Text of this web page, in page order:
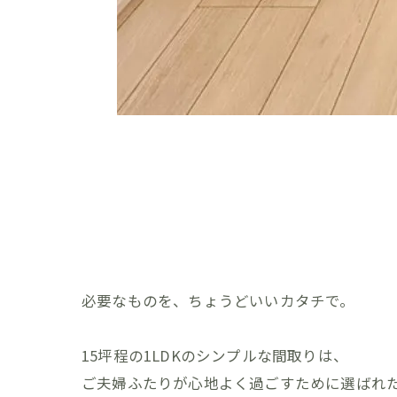
必要なものを、ちょうどいいカタチで。
15坪程の1LDKのシンプルな間取りは、
ご夫婦ふたりが心地よく過ごすために選ばれ